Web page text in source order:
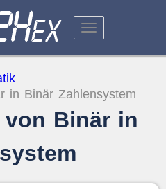
in Binär Zahlensystem
von Binär in